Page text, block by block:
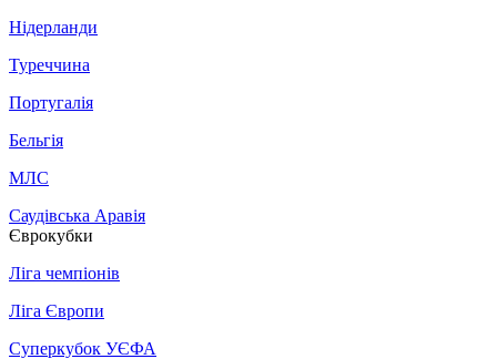
Нідерланди
Туреччина
Португалія
Бельгія
МЛС
Саудівська Аравія
Єврокубки
Ліга чемпіонів
Ліга Європи
Суперкубок УЄФА